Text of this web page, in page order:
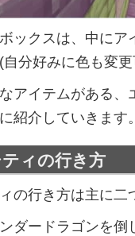
ックスは、中にア
分好みに色も変
アイテムがある、
紹介していきます。
ィの行き方
の行き方は主に二
ダードラゴンを倒